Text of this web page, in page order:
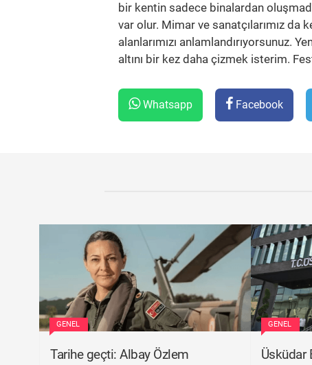
bir kentin sadece binalardan
var olur. Mimar ve sanatçılarımız
alanlarımızı anlamlandırıyorsunuz.
altını bir kez daha çizmek isterim.
Whatsapp Facebook
GENEL
Tarihe geçti: Albay Özlem
GENEL
Üsküdar